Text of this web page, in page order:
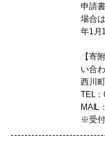
申請
場合
年1月
【寄
い合わ
西川
TEL
MAIL
※受